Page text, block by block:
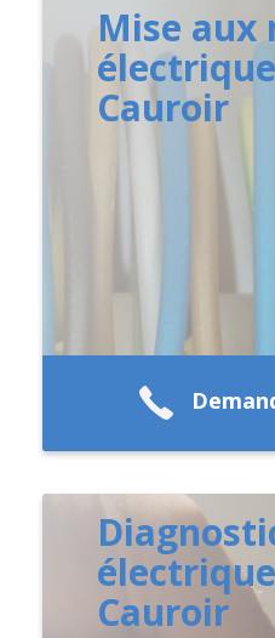
Mise aux
Cauroir
Cauroir